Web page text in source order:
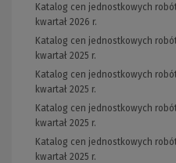
Katalog cen jednostkowych
kwartał 2026 r.
Katalog cen jednostkowych
kwartał 2025 r.
Katalog cen jednostkowych
kwartał 2025 r.
Katalog cen jednostkowych
kwartał 2025 r.
Katalog cen jednostkowych
kwartał 2025 r.